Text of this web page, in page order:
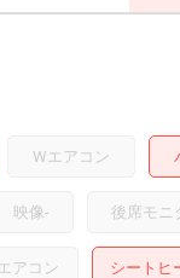
Wエアコン
映像- 後席モニ
アコン シートヒ